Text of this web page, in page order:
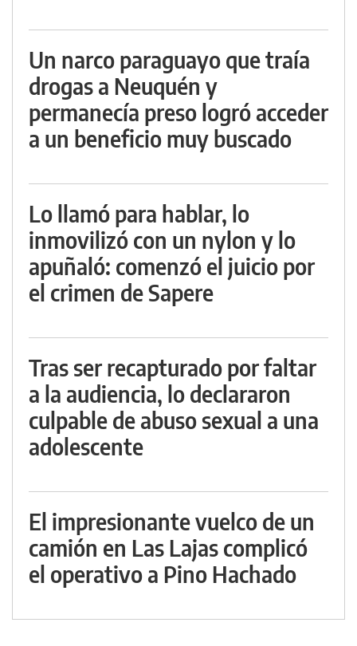
Un narco paraguayo que traía
drogas a Neuquén y
permanecía preso logró acceder
a un beneficio muy buscado
Lo llamó para hablar, lo
inmovilizó con un nylon y lo
apuñaló: comenzó el juicio por
el crimen de Sapere
Tras ser recapturado por faltar
a la audiencia, lo declararon
culpable de abuso sexual a una
adolescente
El impresionante vuelco de un
camión en Las Lajas complicó
el operativo a Pino Hachado